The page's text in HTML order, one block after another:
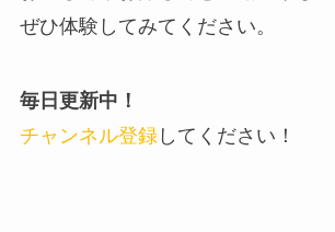
ぜひ体験してみてください。
毎日更新中！
チャンネル登録してください！